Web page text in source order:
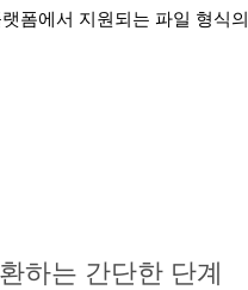
폼에서 지원되는 파일 형식의
하는 간단한 단계